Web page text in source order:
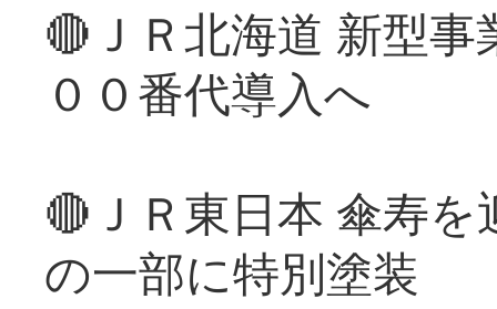
🔴ＪＲ北海道 新型
００番代導入へ
🔴ＪＲ東日本 傘寿
の一部に特別塗装